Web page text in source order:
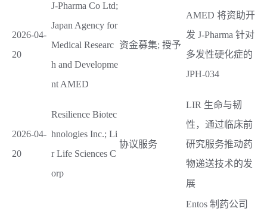
2026-04-
20
J-Pharma Co Ltd;
Japan Agency for
Medical Researc
h and Developme
nt AMED
资金募集; 授予
AMED 将资助开
发 J-Pharma 针对
多发性硬化症的
JPH-034
2026-04-
20
Resilience Biotec
hnologies Inc.; Li
r Life Sciences C
orp
协议服务
LIR 生命与韧
性，通过临床前
研究服务推动药
物递送技术的发
展
Entos 制药公司